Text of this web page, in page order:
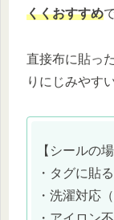
くくおすすめ
直接布に貼っ
りにじみやす
【シールの場
・タグに貼
・洗濯対応